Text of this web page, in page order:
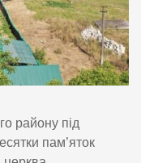
району під
пам’яток